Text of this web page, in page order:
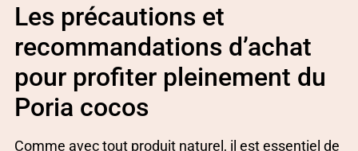
Les précautions et
recommandations d’achat
pour profiter pleinement du
Poria cocos
Comme avec tout produit naturel, il est essentiel de